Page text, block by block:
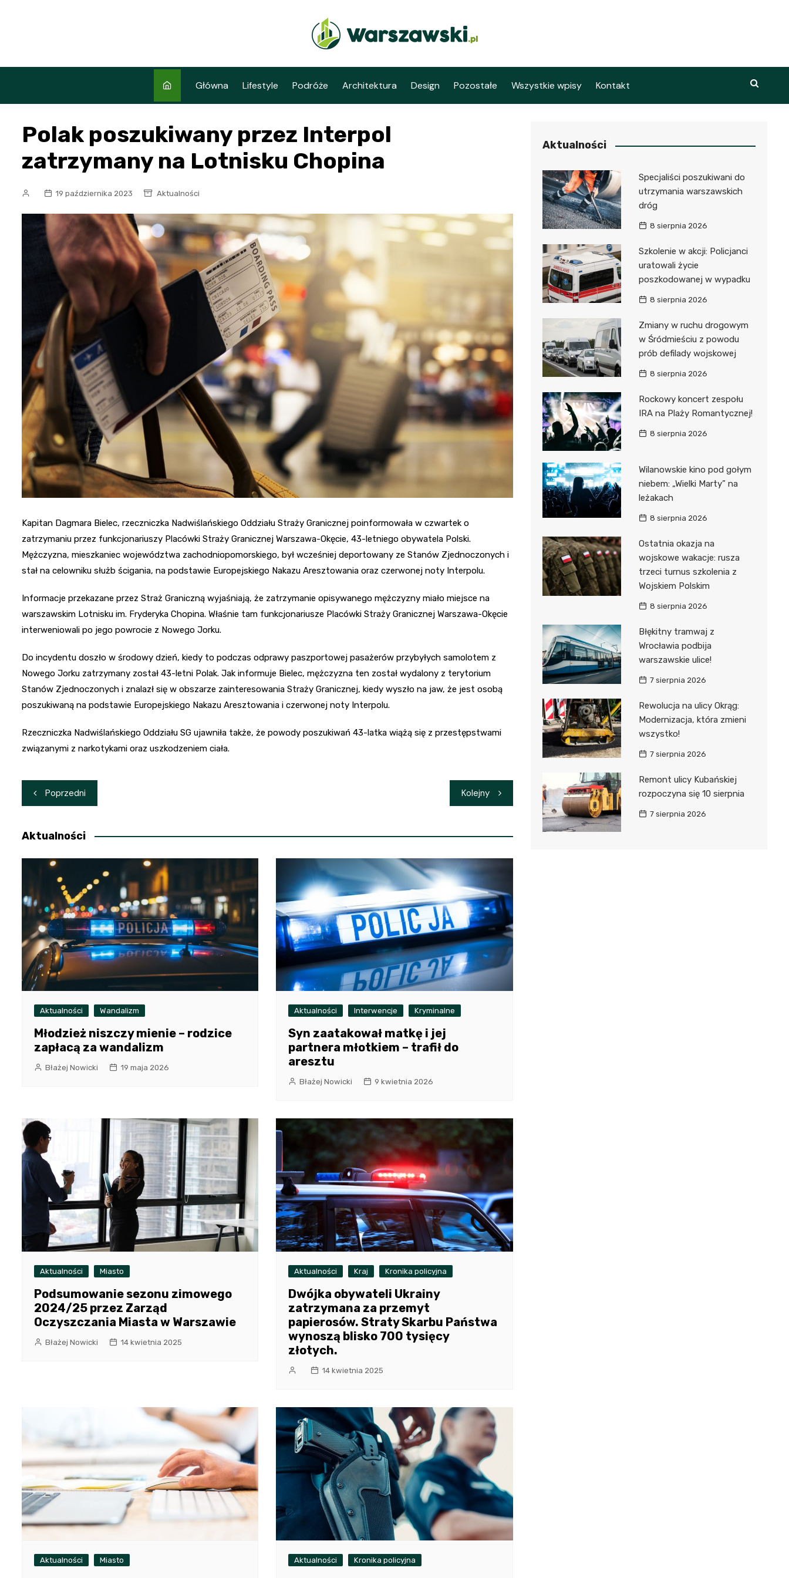
Główna Lifestyle Podróże Architektura Design Pozostałe Wszystkie wpisy Kontakt
Polak poszukiwany przez Interpol
zatrzymany na Lotnisku Chopina
19 października 2023 Aktualności
Kapitan Dagmara Bielec, rzeczniczka Nadwiślańskiego Oddziału Straży Granicznej poinformowała w czwartek o
zatrzymaniu przez funkcjonariuszy Placówki Straży Granicznej Warszawa-Okęcie, 43-letniego obywatela Polski.
Mężczyzna, mieszkaniec województwa zachodniopomorskiego, był wcześniej deportowany ze Stanów Zjednoczonych i
stał na celowniku służb ścigania, na podstawie Europejskiego Nakazu Aresztowania oraz czerwonej noty Interpolu.
Informacje przekazane przez Straż Graniczną wyjaśniają, że zatrzymanie opisywanego mężczyzny miało miejsce na
warszawskim Lotnisku im. Fryderyka Chopina. Właśnie tam funkcjonariusze Placówki Straży Granicznej Warszawa-Okęcie
interweniowali po jego powrocie z Nowego Jorku.
Do incydentu doszło w środowy dzień, kiedy to podczas odprawy paszportowej pasażerów przybyłych samolotem z
Nowego Jorku zatrzymany został 43-letni Polak. Jak informuje Bielec, mężczyzna ten został wydalony z terytorium
Stanów Zjednoczonych i znalazł się w obszarze zainteresowania Straży Granicznej, kiedy wyszło na jaw, że jest osobą
poszukiwaną na podstawie Europejskiego Nakazu Aresztowania i czerwonej noty Interpolu.
Rzeczniczka Nadwiślańskiego Oddziału SG ujawniła także, że powody poszukiwań 43-latka wiążą się z przestępstwami
związanymi z narkotykami oraz uszkodzeniem ciała.
Nawigacja
wpisu
Poprzedni Kolejny
Aktualności
Aktualności Wandalizm
Młodzież niszczy mienie – rodzice
zapłacą za wandalizm
Błażej Nowicki 19 maja 2026
Aktualności Interwencje Kryminalne
Syn zaatakował matkę i jej
partnera młotkiem – trafił do
aresztu
Błażej Nowicki 9 kwietnia 2026
Aktualności Miasto
Podsumowanie sezonu zimowego
2024/25 przez Zarząd
Oczyszczania Miasta w Warszawie
Błażej Nowicki 14 kwietnia 2025
Aktualności Kraj Kronika policyjna
Dwójka obywateli Ukrainy
zatrzymana za przemyt
papierosów. Straty Skarbu Państwa
wynoszą blisko 700 tysięcy
złotych.
14 kwietnia 2025
Aktualności Miasto Aktualności Kronika policyjna
Aktualności
Specjaliści poszukiwani do
utrzymania warszawskich
dróg
8 sierpnia 2026
Szkolenie w akcji: Policjanci
uratowali życie
poszkodowanej w wypadku
8 sierpnia 2026
Zmiany w ruchu drogowym
w Śródmieściu z powodu
prób defilady wojskowej
8 sierpnia 2026
Rockowy koncert zespołu
IRA na Plaży Romantycznej!
8 sierpnia 2026
Wilanowskie kino pod gołym
niebem: „Wielki Marty” na
leżakach
8 sierpnia 2026
Ostatnia okazja na
wojskowe wakacje: rusza
trzeci turnus szkolenia z
Wojskiem Polskim
8 sierpnia 2026
Błękitny tramwaj z
Wrocławia podbija
warszawskie ulice!
7 sierpnia 2026
Rewolucja na ulicy Okrąg:
Modernizacja, która zmieni
wszystko!
7 sierpnia 2026
Remont ulicy Kubańskiej
rozpoczyna się 10 sierpnia
7 sierpnia 2026